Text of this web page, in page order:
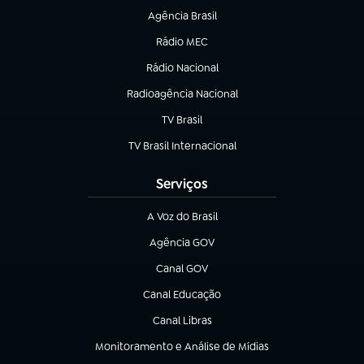
Agência Brasil
(abre em nova aba)
Rádio MEC
(abre em nova aba)
Rádio Nacional
Radioagência Nacional
(abre em nova aba)
TV Brasil
(abre em nova aba)
TV Brasil Internacional
(abre em nova aba)
Serviços
A Voz do Brasil
(abre em nova aba)
Agência GOV
(abre em nova aba)
Canal GOV
(abre em nova aba)
Canal Educação
(abre em nova aba)
Canal Libras
(abre em nova aba)
Monitoramento e Análise de Mídias
(abre em nova aba)